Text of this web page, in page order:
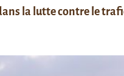
la lutte contre le